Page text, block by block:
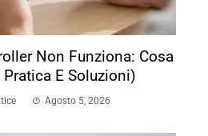
Non Funziona: Cosa
Pratica E Soluzioni)
Agosto 5, 2026